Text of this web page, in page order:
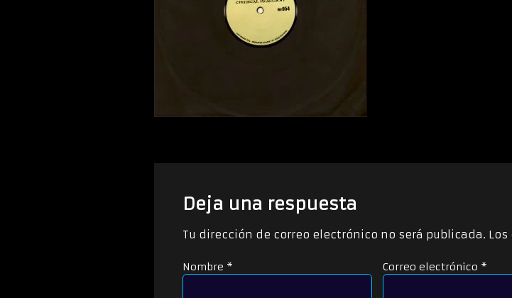
Deja una respuesta
Tu dirección de correo electrónico no será publicada.
Nombre * Correo electrónico *